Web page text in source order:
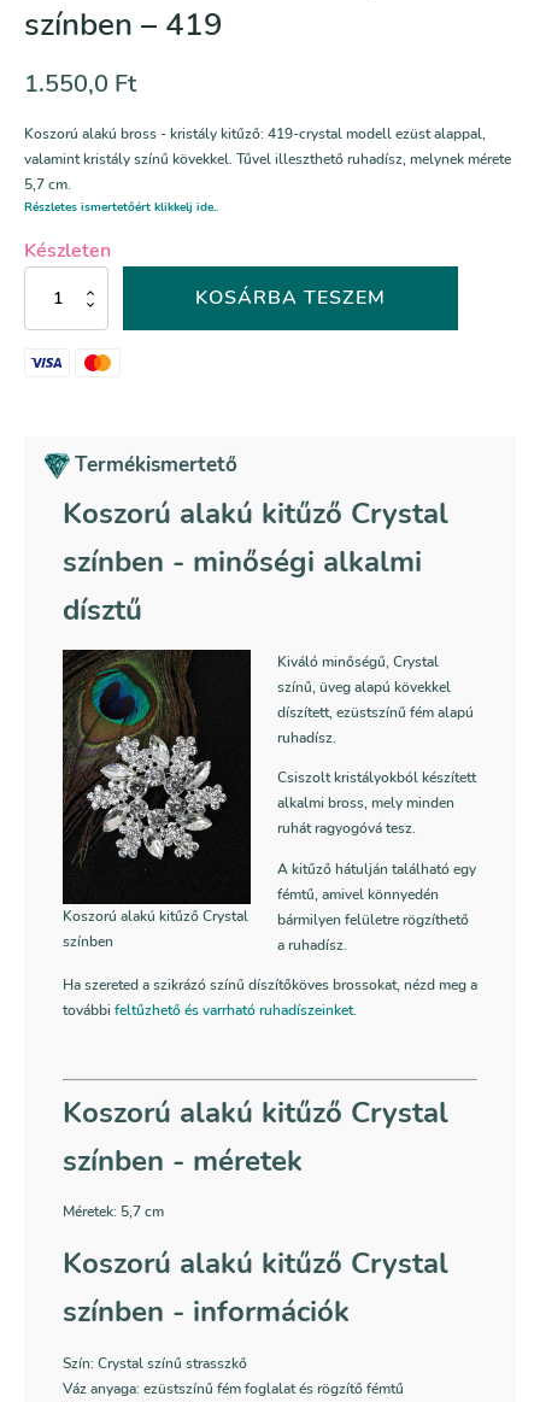
színben – 419
1.550,0 Ft
Koszorú alakú bross - kristály kitűző: 419-crystal modell ezüst alappal,
valamint kristály színű kövekkel. Tűvel illeszthető ruhadísz, melynek mérete
5,7 cm.
Részletes ismertetőért klikkelj ide..
Készleten
alakú
kitűző
Crystal
KOSÁRBA TESZEM
Termékismertető
Koszorú alakú kitűző Crystal
színben - minőségi alkalmi
dísztű
Koszorú alakú kitűző Crystal
színben
Kiváló minőségű, Crystal
színű, üveg alapú kövekkel
díszített, ezüstszínű fém alapú
ruhadísz.
Csiszolt kristályokból készített
alkalmi bross, mely minden
ruhát ragyogóvá tesz.
A kitűző hátulján található egy
fémtű, amivel könnyedén
bármilyen felületre rögzíthető
a ruhadísz.
Ha szereted a szikrázó színű díszítőköves brossokat, nézd meg a
további feltűzhető és varrható ruhadíszeinket.
Koszorú alakú kitűző Crystal
színben - méretek
Méretek: 5,7 cm
Koszorú alakú kitűző Crystal
színben - információk
Szín: Crystal színű strasszkő
Váz anyaga: ezüstszínű fém foglalat és rögzítő fémtű